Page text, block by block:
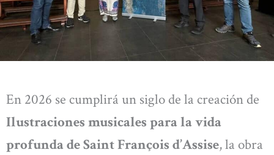
En 2026 se cumplirá un siglo de la creación de
Ilustraciones musicales para la vida
profunda de Saint François d’Assise, la obra